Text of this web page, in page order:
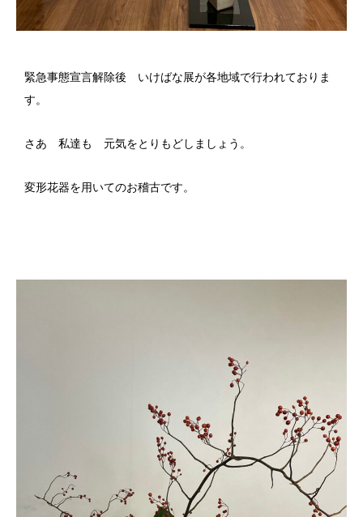
緊急事態宣言解除後 いけばな展が各地域で行われておりま
す。
さあ 私達も 元気をとりもどしましょう。
変形花器を用いてのお稽古です。